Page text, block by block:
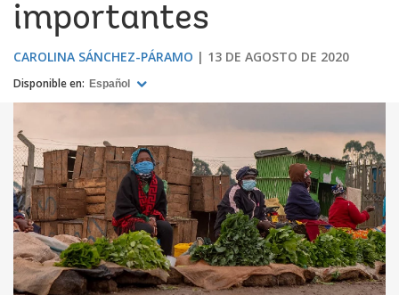
importantes
CAROLINA SÁNCHEZ-PÁRAMO 13 DE AGOSTO DE 2020
Disponible en: Español